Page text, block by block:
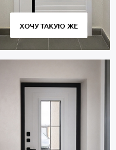
ХОЧУ ТАКУЮ ЖЕ